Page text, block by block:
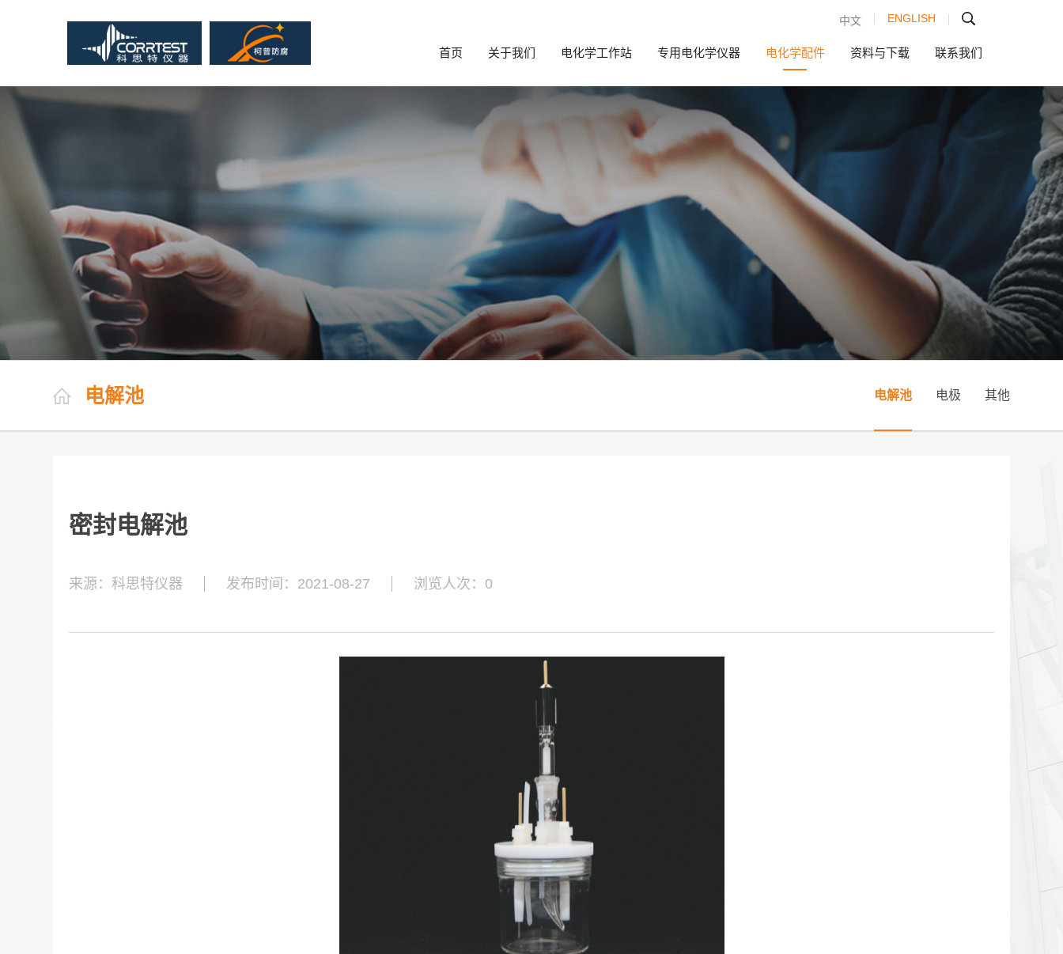
ENGLISH
中文
首页 关于我们 电化学工作站 专用电化学仪器 电化学配件 资料与下载 联系我们
电解池 电解池 电极 其他
密封电解池
来源：科思特仪器 发布时间：2021-08-27 浏览人次： 0